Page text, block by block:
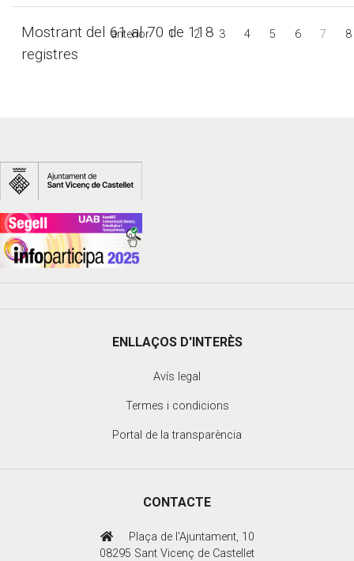
Mostrant del 61 al 70 de 118
registres
anterior 1 2 3 4 5 6 7 8
ENLLAÇOS D'INTERÈS
Avís legal
Termes i condicions
Portal de la transparència
CONTACTE
Plaça de l'Ajuntament, 10
08295 Sant Vicenç de Castellet